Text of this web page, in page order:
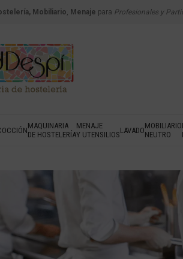
Mobiliario, Menaje para Profesionales y
MAQUINARIA
DE HOSTELERÍA
MENAJE
Y UTENSILIOSLAVADOMOBILIARIO
NEUTRO